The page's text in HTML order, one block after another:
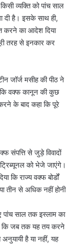
व्यक्ति को पांच साल
दी है। इसके साथ ही,
करने का आदेश दिया
तरह से इनकार कर
जॉर्ज मसीह की पीठ ने
कि वक्फ कानून की कुछ
के बाद कहा कि पूरे
संपत्ति से जुड़े विवादों
को भेजे जाएंगे।
कि राज्य वक्फ बोर्डों
तीन से अधिक नहीं होनी
पांच साल तक इस्लाम का
कि जब तक यह तय करने
है या नहीं, यह